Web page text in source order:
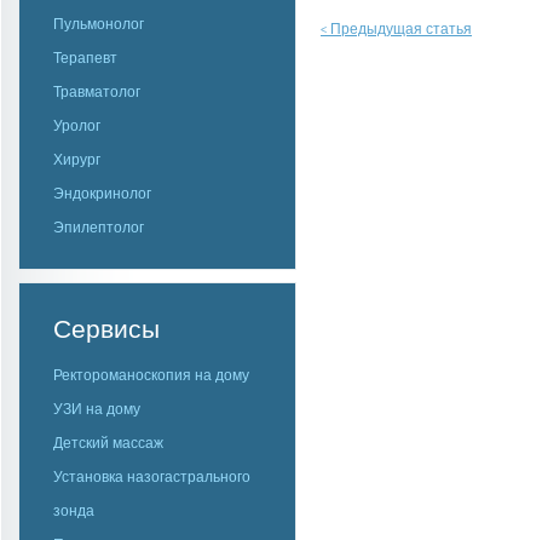
Пульмонолог
Терапевт
Травматолог
Уролог
Хирург
Эндокринолог
Эпилептолог
Сервисы
Ректороманоскопия на дому
УЗИ на дому
Детский массаж
Установка назогастрального
зонда
< Предыдущая статья